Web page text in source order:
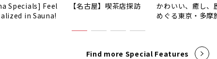
Specials] Feel
in Sauna!
【名古屋】喫茶店探訪
かわいい、癒し、
めぐる東京・多摩
Find more Special Features